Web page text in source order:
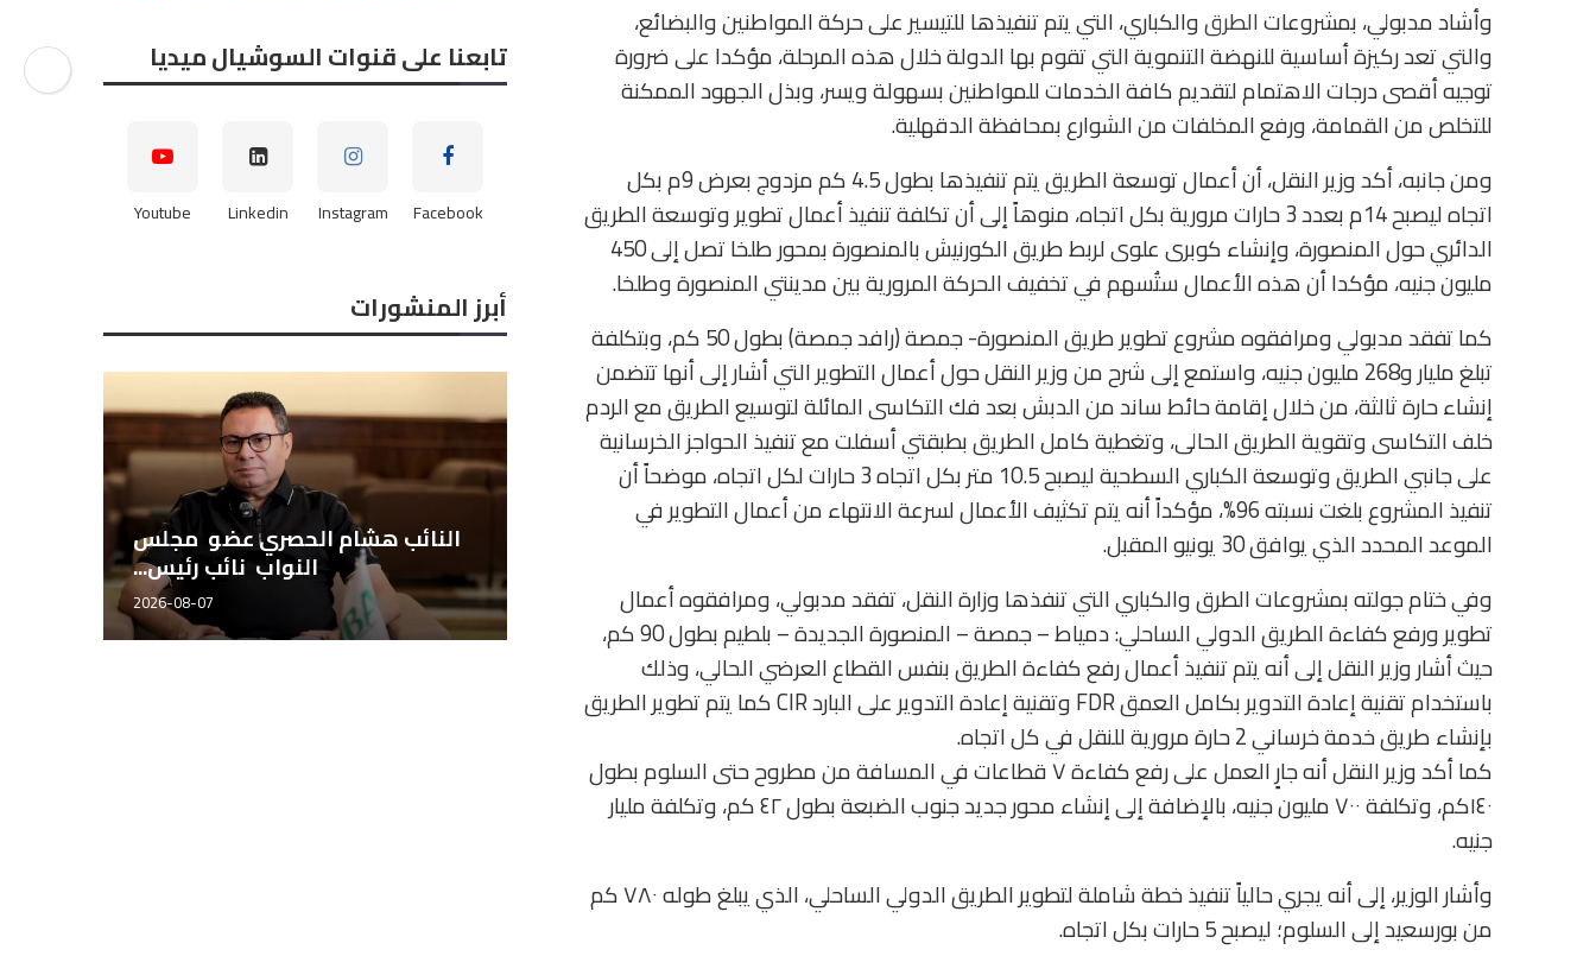
وأشاد مدبولي، بمشروعاتالطرقوالكباري، التي يتم تنفيذها للتيسير على حركة المواطنين والبضائع،
والتي تعد ركيزة أساسية للنهضة التنموية التي تقوم بها الدولة خلال هذه المرحلة، مؤكدا على ضرورة
توجيه أقصى درجات الاهتمام لتقديم كافة الخدمات للمواطنين بسهولة ويسر، وبذل الجهود الممكنة
للتخلص من القمامة، ورفع المخلفات من الشوارع بمحافظة الدقهلية.
ومن جانبه، أكد وزير النقل، أن أعمال توسعة الطريق يتم تنفيذها بطول 4.5 كم مزدوج بعرض 9م بكل
اتجاه ليصبح 14م بعدد 3 حارات مرورية بكل اتجاه، منوهاً إلى أن تكلفة تنفيذ أعمال تطوير وتوسعة الطريق
الدائري حول المنصورة، وإنشاء كوبرى علوى لربط طريق الكورنيش بالمنصورة بمحور طلخا تصل إلى 450
مليون جنيه، مؤكدا أن هذه الأعمال ستُسهم في تخفيف الحركة المرورية بين مدينتي المنصورة وطلخا.
كما تفقد مدبولي ومرافقوه مشروع تطوير طريق المنصورة- جمصة (رافد جمصة) بطول 50 كم، وبتكلفة
تبلغ مليار و268 مليون جنيه، واستمع إلى شرح من وزير النقل حول أعمال التطوير التي أشار إلى أنها تتضمن
إنشاء حارة ثالثة، من خلال إقامة حائط ساند من الدبش بعد فك التكاسى المائلة لتوسيع الطريق مع الردم
خلف التكاسى وتقوية الطريق الحالى، وتغطية كامل الطريق بطبقتي أسفلت مع تنفيذ الحواجز الخرسانية
على جانبي الطريق وتوسعة الكباري السطحية ليصبح 10.5 متر بكل اتجاه 3 حارات لكل اتجاه، موضحاً أن
تنفيذ المشروع بلغت نسبته 96%، مؤكداً أنه يتم تكثيف الأعمال لسرعة الانتهاء من أعمال التطوير في
الموعد المحدد الذي يوافق 30 يونيو المقبل.
وفي ختام جولته بمشروعات الطرق والكباري التي تنفذها وزارة النقل، تفقد مدبولي، ومرافقوه أعمال
تطوير ورفع كفاءة الطريق الدولي الساحلي: دمياط – جمصة – المنصورة الجديدة – بلطيم بطول 90 كم،
حيث أشار وزير النقل إلى أنه يتم تنفيذ أعمال رفع كفاءة الطريق بنفس القطاع العرضي الحالي، وذلك
باستخدام تقنية إعادة التدوير بكامل العمق FDR وتقنية إعادة التدوير على البارد CIR كما يتم تطوير الطريق
بإنشاء طريق خدمة خرساني 2 حارة مرورية للنقل في كل اتجاه.
كما أكد وزير النقل أنه جارٍ العمل على رفع كفاءة ٧ قطاعات في المسافة من مطروح حتى السلوم بطول
١٤٠كم، وتكلفة ٧٠٠ مليون جنيه، بالإضافة إلى إنشاء محور جديد جنوب الضبعة بطول ٤٢ كم، وتكلفة مليار
جنيه.
وأشار الوزير، إلى أنه يجري حالياً تنفيذ خطة شاملة لتطوير الطريق الدولي الساحلي، الذي يبلغ طوله ٧٨٠ كم
من بورسعيد إلى السلوم؛ ليصبح 5 حارات بكل اتجاه.
تابعنا على قنوات السوشيال ميديا
Facebook
Instagram
Linkedin
Youtube
أبرز المنشورات
طيبة للتجارة والتوكيلات تطلق
شراكتها التجارية مع أجروستوك...
2026-08-06
كبير الباحثين بـ«مصر هاي تك
المهندس محمد سراج، مدير إدارة
الدكتور إبراهيم عدلي، مدير إدارة